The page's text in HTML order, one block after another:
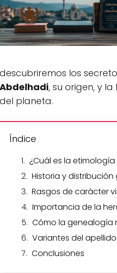
descubriremos los
Abdelhadi, su origen, y
del planeta.
Índice
¿Cuál es la
Historia y
Rasgos de carácter
Importancia de la
Cómo la genealogía
Variantes del
Conclusiones